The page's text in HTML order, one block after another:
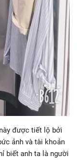
được tiết lộ bởi
ảnh và tài khoản
biết anh ta là người